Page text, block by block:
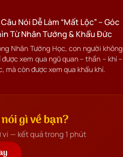
sự nghiệp.
Câu Nói Dễ Làm “Mất Lộc” – Góc
Từ Nhân Tướng & Khẩu Đức
Nhân Tướng Học, con người không
được xem qua ngũ quan – thần – khí –
mà còn được xem qua khẩu khí.
gì về bạn?
— kết quả trong 1 phút